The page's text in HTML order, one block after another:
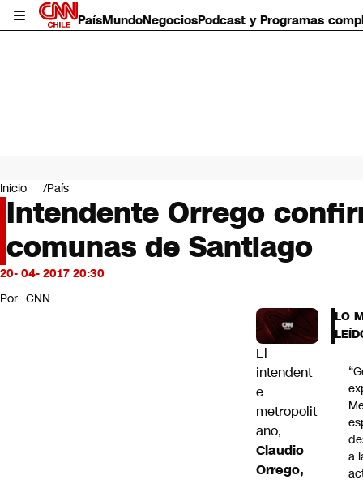
PaísMundoNegociosPodcast y Programas
Mundo
Negocios
Deportes
Programas completos
Cultura
Servicios
Bits
CNN Data
Inicio País
Intendente Orrego
comunas de Santiago
20- 04- 2017 20:30
Por CNN
El
intendent
e
metropolit
ano,
Claudio
Orrego,
LO
a